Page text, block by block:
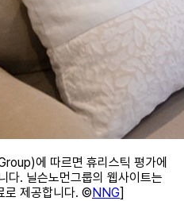
에 따르면 휴리스틱 평가에
다. 닐슨노먼그룹의 웹사이트는
로 제공합니다. ©NNG]